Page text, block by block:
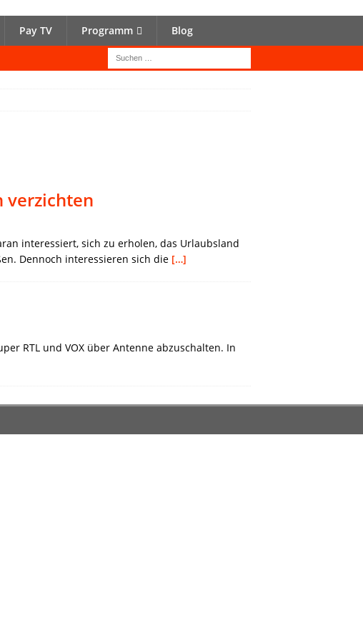
Pay TV Programm Blog
verzichten
interessiert, sich zu erholen, das Urlaubsland
Dennoch interessieren sich die […]
RTL und VOX über Antenne abzuschalten. In